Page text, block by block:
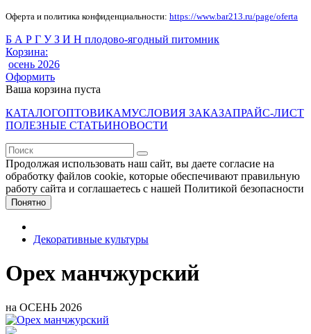
Оферта и политика конфиденциальности: https://www.bar213.ru/page/oferta
Б А Р Г У З И Н плодово-ягодный питомник
Корзина:
осень 2026
Оформить
Ваша корзина пуста
КАТАЛОГОПТОВИКАМУСЛОВИЯ ЗАКАЗАПРАЙС-ЛИСТ
ПОЛЕЗНЫЕ СТАТЬИНОВОСТИ
Продолжая использовать наш сайт, вы даете согласие на
обработку файлов cookie, которые обеспечивают правильную
работу сайта и соглашаетесь с нашей Политикой безопасности
Понятно
Декоративные культуры
Орех манчжурский
на ОСЕНЬ 2026